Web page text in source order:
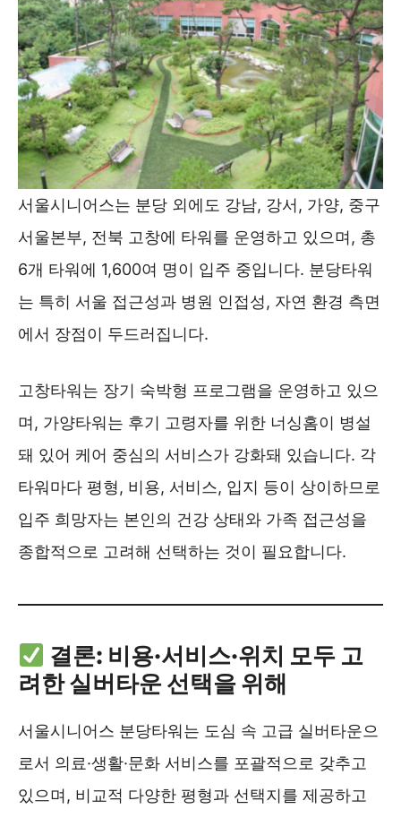
서울시니어스는 분당 외에도 강남, 강서, 가양, 중구
서울본부, 전북 고창에 타워를 운영하고 있으며, 총
6개 타워에 1,600여 명이 입주 중입니다. 분당타워
는 특히 서울 접근성과 병원 인접성, 자연 환경 측면
에서 장점이 두드러집니다.
고창타워는 장기 숙박형 프로그램을 운영하고 있으
며, 가양타워는 후기 고령자를 위한 너싱홈이 병설
돼 있어 케어 중심의 서비스가 강화돼 있습니다. 각
타워마다 평형, 비용, 서비스, 입지 등이 상이하므로
입주 희망자는 본인의 건강 상태와 가족 접근성을
종합적으로 고려해 선택하는 것이 필요합니다.
결론: 비용·서비스·위치 모두 고
려한 실버타운 선택을 위해
서울시니어스 분당타워는 도심 속 고급 실버타운으
로서 의료·생활·문화 서비스를 포괄적으로 갖추고
있으며, 비교적 다양한 평형과 선택지를 제공하고